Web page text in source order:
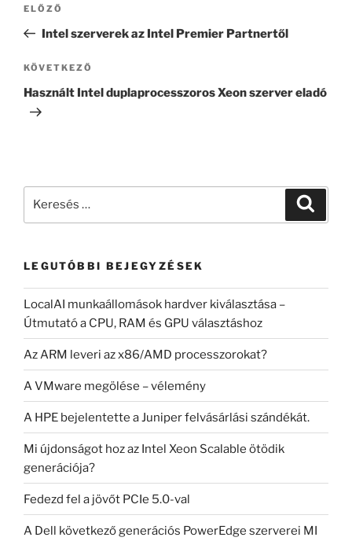
Korábbi
bejegyzés
ELŐZŐ
Intel szerverek az Intel Premier Partnertől
Következő
bejegyzés
KÖVETKEZŐ
Használt Intel duplaprocesszoros Xeon szerver eladó
LEGUTÓBBI BEJEGYZÉSEK
LocalAI munkaállomások hardver kiválasztása –
Útmutató a CPU, RAM és GPU választáshoz
Az ARM leveri az x86/AMD processzorokat?
A VMware megölése – vélemény
A HPE bejelentette a Juniper felvásárlási szándékát.
Mi újdonságot hoz az Intel Xeon Scalable ötödik
generációja?
Fedezd fel a jövőt PCIe 5.0-val
A Dell következő generációs PowerEdge szerverei MI